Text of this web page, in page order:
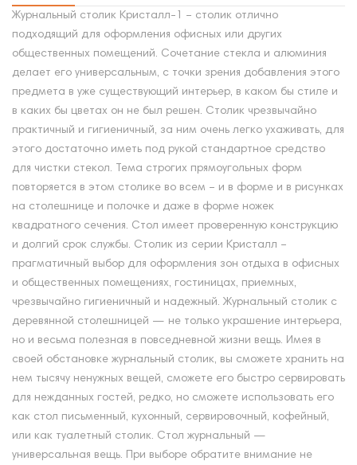
Журнальный столик Кристалл-1 – столик отлично
подходящий для оформления офисных или других
общественных помещений. Сочетание стекла и алюминия
делает его универсальным, с точки зрения добавления этого
предмета в уже существующий интерьер, в каком бы стиле и
в каких бы цветах он не был решен. Столик чрезвычайно
практичный и гигиеничный, за ним очень легко ухаживать, для
этого достаточно иметь под рукой стандартное средство
для чистки стекол. Тема строгих прямоугольных форм
повторяется в этом столике во всем – и в форме и в рисунках
на столешнице и полочке и даже в форме ножек
квадратного сечения. Стол имеет проверенную конструкцию
и долгий срок службы. Столик из серии Кристалл –
прагматичный выбор для оформления зон отдыха в офисных
и общественных помещениях, гостиницах, приемных,
чрезвычайно гигиеничный и надежный. Журнальный столик с
деревянной столешницей — не только украшение интерьера,
но и весьма полезная в повседневной жизни вещь. Имея в
своей обстановке журнальный столик, вы сможете хранить на
нем тысячу ненужных вещей, сможете его быстро сервировать
для нежданных гостей, редко, но сможете использовать его
как стол письменный, кухонный, сервировочный, кофейный,
или как туалетный столик. Стол журнальный —
универсальная вещь. При выборе обратите внимание не